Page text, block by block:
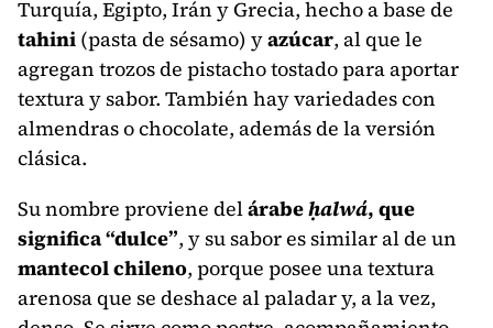
Turquía, Egipto, Irán y Grecia, hecho a base de
tahini (pasta de sésamo) yazúcar, al que le
agregan trozos de pistacho tostado para aportar
textura y sabor. También hay variedades con
almendras o chocolate, además de la versión
clásica.
Su nombre proviene delárabeḥalwá, que
significa “dulce”, y su sabor es similar al de un
mantecol chileno, porque posee una textura
arenosa que se deshace al paladar y, a la vez,